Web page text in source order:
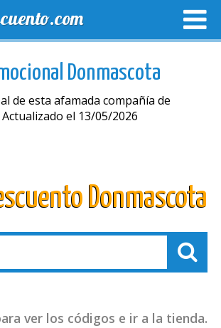
Donmascota
de esta afamada compañía de
Actualizado el 13/05/2026
Donmascota
ver los códigos e ir a la tienda.